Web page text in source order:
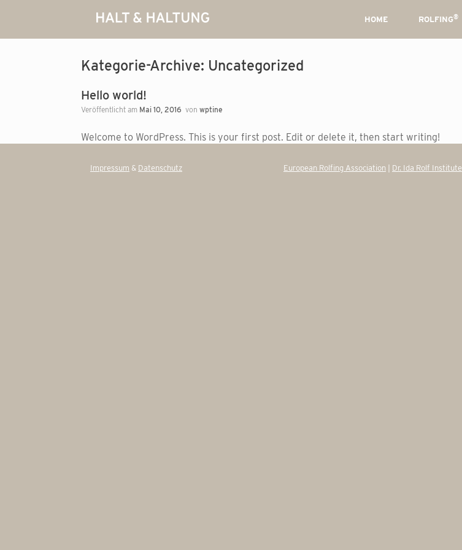
HOME ROLFING®
Kategorie-Archive: Uncategorized
Hello world!
Veröffentlicht am Mai 10, 2016 von wptine
Welcome to WordPress. This is your first post. Edit or delete it, then start writing!
Impressum & Datenschutz European Rolfing Association Dr. Ida Rolf Institute